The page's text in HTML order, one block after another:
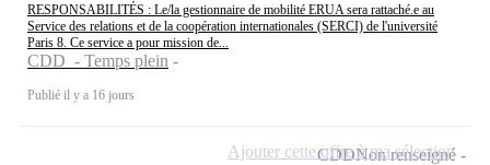
RESPONSABILITÉS : Le/la gestionnaire de mobilité ERUA sera rattaché.e au
Service des relations et de la coopération internationales (SERCI) de l'université
Paris 8. Ce service a pour mission de...
CDD - Temps plein
Publié il y a 16 jours
CDDNon renseigné
Ajouter cette offre à ma sélection